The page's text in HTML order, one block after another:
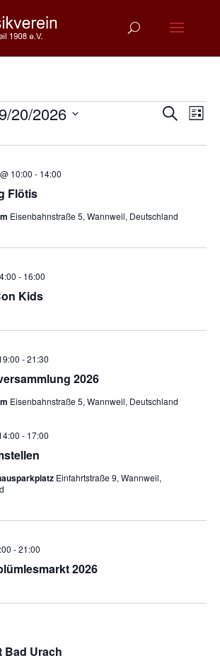
und
SucheListe
9/20/2026
Flötis
10:00 - 14:00
Eisenbahnstraße 5, Wannweil, Deutschland
Kids
- 16:00
2026
-21:30
Eisenbahnstraße 5, Wannweil, Deutschland
- 17:00
Einfahrtstraße 9, Wannweil,
2026
-21:00
Bad Urach